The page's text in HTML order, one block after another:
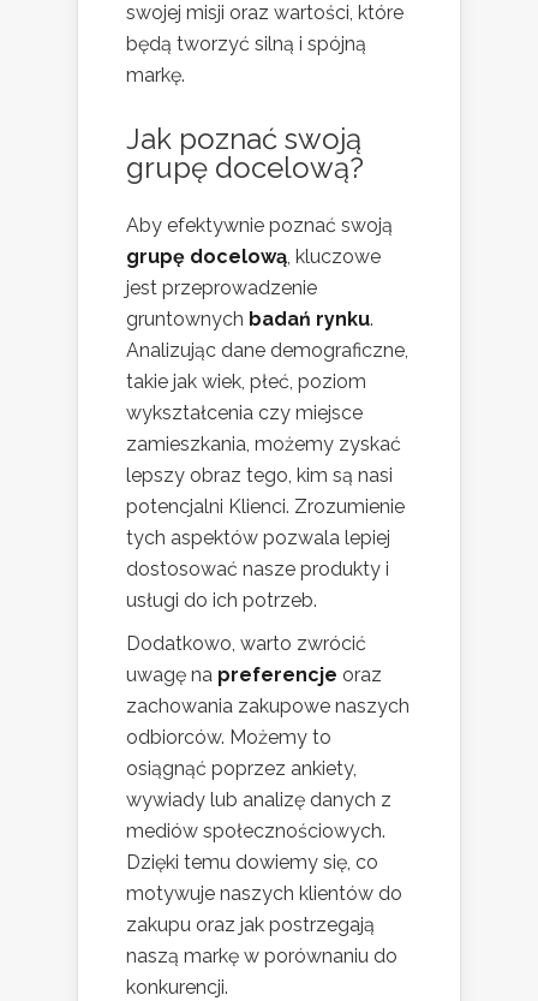
swojej misji oraz wartości, które
będą tworzyć silną i spójną
markę.
Jak poznać swoją
grupę docelową?
Aby efektywnie poznać swoją
grupę docelową, kluczowe
jest przeprowadzenie
gruntownych badań rynku.
Analizując dane demograficzne,
takie jak wiek, płeć, poziom
wykształcenia czy miejsce
zamieszkania, możemy zyskać
lepszy obraz tego, kim są nasi
potencjalni Klienci. Zrozumienie
tych aspektów pozwala lepiej
dostosować nasze produkty i
usługi do ich potrzeb.
Dodatkowo, warto zwrócić
uwagę na preferencje oraz
zachowania zakupowe naszych
odbiorców. Możemy to
osiągnąć poprzez ankiety,
wywiady lub analizę danych z
mediów społecznościowych.
Dzięki temu dowiemy się, co
motywuje naszych klientów do
zakupu oraz jak postrzegają
naszą markę w porównaniu do
konkurencji.